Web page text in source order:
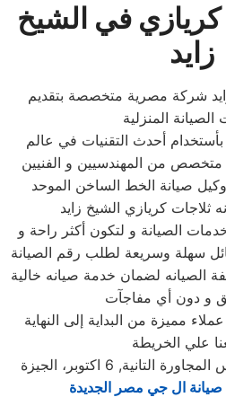
كريازي في الشيخ
زايد
شركة مصرية متخصصة بتقديم
المنزلية
أحدث التقنيات في عالم
من المهندسيين و الفنيين
صيانة الخط الساخن الموحد
الصيانة و لتكون أكثر راحة و
سهلة وسريعة لطلب رقم الصيانة
الصيانه لضمان خدمة صيانه خالية
علي الخريطة
6 اكتوبر، الجيزة
صيانة ال جي مصر الجديدة